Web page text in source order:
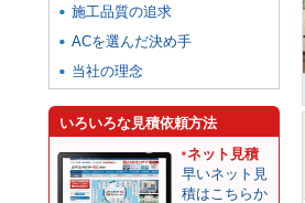
施工品質の追求
ACを選んだ決め手
当社の理念
いろいろな見積依頼方法
ネット見積
早いネット見
積はこちらか